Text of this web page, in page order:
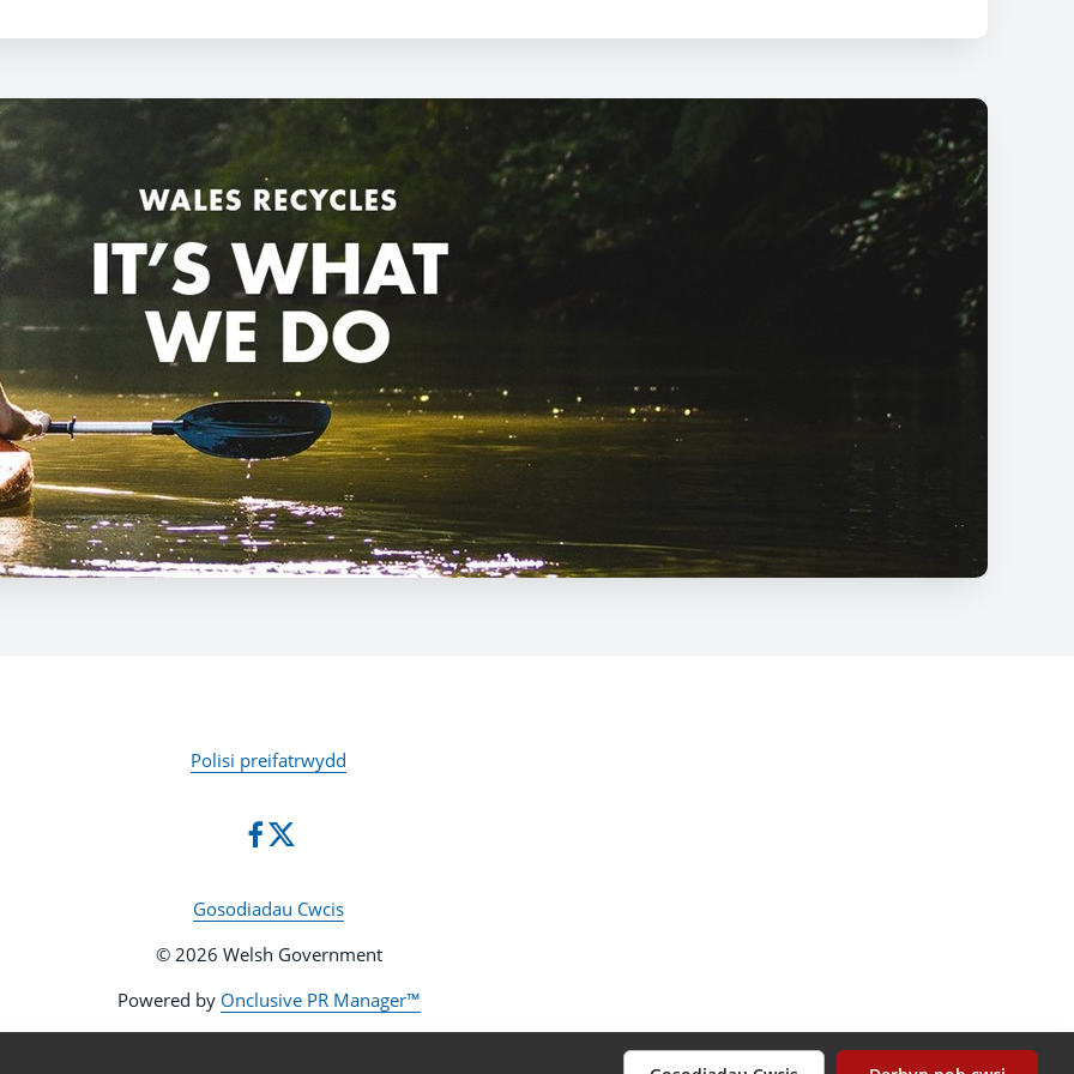
Polisi preifatrwydd
Gosodiadau Cwcis
© 2026 Welsh Government
Powered by Onclusive PR Manager™